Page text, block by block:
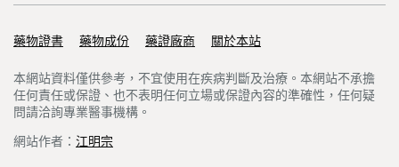
Support links
藥物證書 藥物成份 藥證廠商 關於本站
本網站資料僅供參考，不宜使用在疾病判斷及治療。本網站不承擔
任何責任或保證、也不表明任何立場或保證內容的準確性，任何疑
問請洽詢專業醫事機構。
網站作者： 江明宗